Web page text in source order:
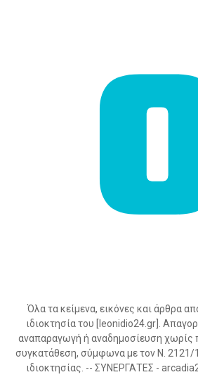
Όλα τα κείμενα, εικόνες και άρθρα
ιδιοκτησία του [leonidio24.gr].
αναπαραγωγή ή αναδημοσίευση χωρίς
συγκατάθεση, σύμφωνα με τον Ν. 2121/
ιδιοκτησίας. -- ΣΥΝΕΡΓΑΤΕΣ -